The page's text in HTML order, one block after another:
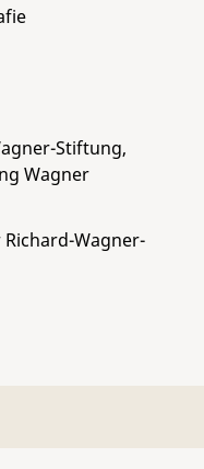
Stiftung,
Wagner
Wagner-